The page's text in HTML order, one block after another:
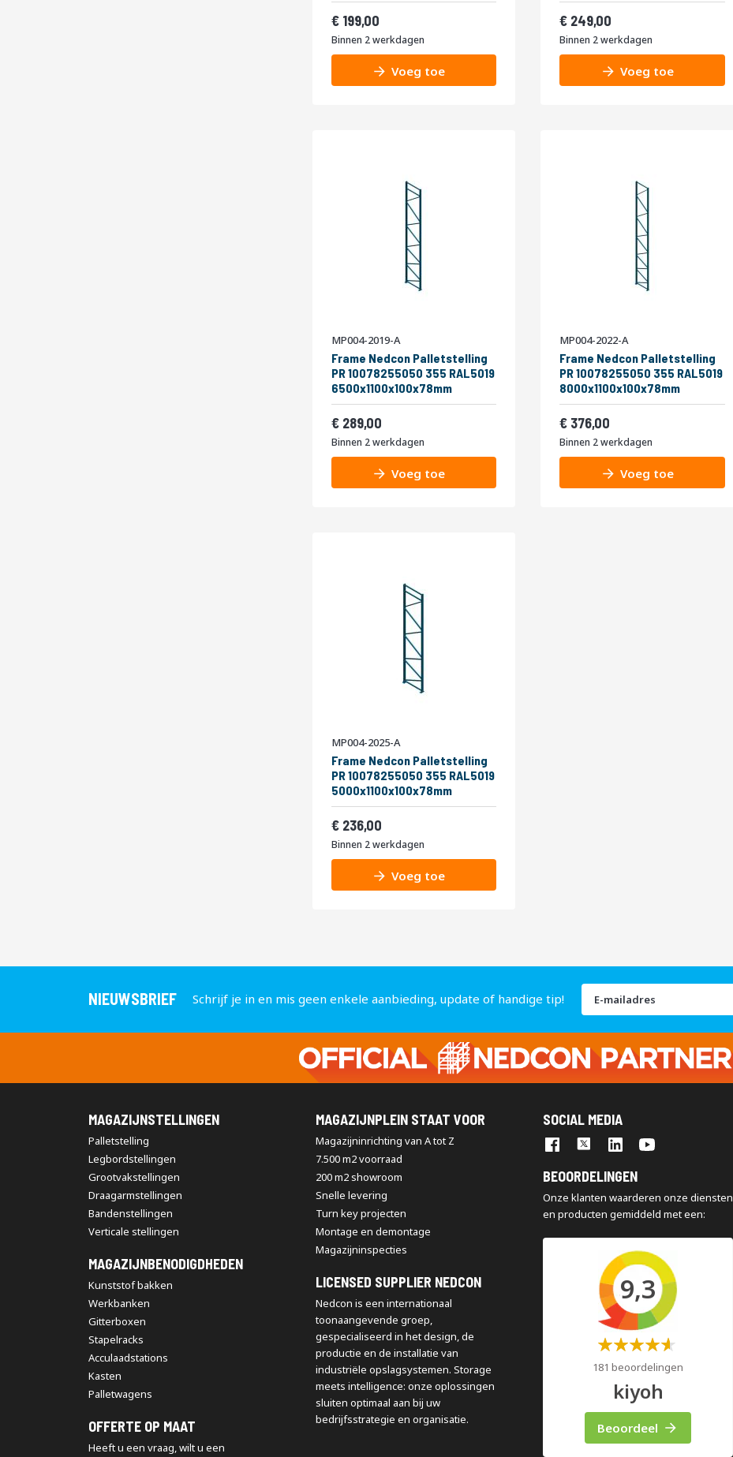
Vanaf
199,00
Binnen 2 werkdagen
Voeg toe
Vanaf
249,00
Binnen 2 werkdagen
Voeg toe
MP004-2019-A
Frame Nedcon Palletstelling
PR 10078255050 355 RAL5019
6500x1100x100x78mm
Vanaf
289,00
Binnen 2 werkdagen
Voeg toe
MP004-2022-A
Frame Nedcon Palletstelling
PR 10078255050 355 RAL5019
8000x1100x100x78mm
Vanaf
376,00
Binnen 2 werkdagen
Voeg toe
MP004-2025-A
Frame Nedcon Palletstelling
PR 10078255050 355 RAL5019
5000x1100x100x78mm
Vanaf
236,00
Binnen 2 werkdagen
Voeg toe
NIEUWSBRIEF Schrijf je in en mis geen enkele aanbieding, update of handige tip!
Abonneer
op
onze
nieuwsbrief
MAGAZIJNSTELLINGEN
Palletstelling
Legbordstellingen
Grootvakstellingen
Draagarmstellingen
Bandenstellingen
Verticale stellingen
MAGAZIJNBENODIGDHEDEN
Kunststof bakken
Werkbanken
Gitterboxen
Stapelracks
Acculaadstations
Kasten
Palletwagens
OFFERTE OP MAAT
Heeft u een vraag, wilt u een
MAGAZIJNPLEIN STAAT VOOR
Magazijninrichting van A tot Z
7.500 m2 voorraad
200 m2 showroom
Snelle levering
Turn key projecten
Montage en demontage
Magazijninspecties
LICENSED SUPPLIER NEDCON
Nedcon is een internationaal
toonaangevende groep,
gespecialiseerd in het design, de
productie en de installatie van
industriële opslagsystemen. Storage
meets intelligence: onze oplossingen
sluiten optimaal aan bij uw
bedrijfsstrategie en organisatie.
SOCIAL MEDIA
BEOORDELINGEN
Onze klanten waarderen onze diensten
en producten gemiddeld met een:
9,3
Waardering:
181 beoordelingen
kiyoh
Beoordeel